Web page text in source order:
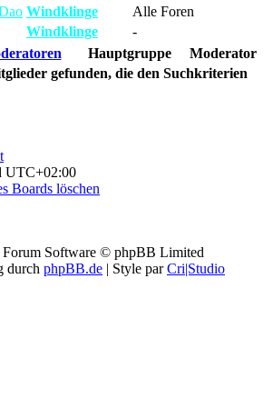
Windklinge
Alle Foren
Windklinge
-
Hauptgruppe
Moderator
gefunden, die den Suchkriterien
UTC+02:00
Boards löschen
Software © phpBB Limited
durch phpBB.de | Style parCri|Studio